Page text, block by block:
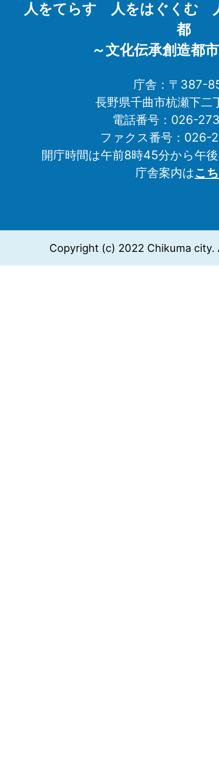
人をてらす 人をはぐくむ
都
～文化伝承創造都
庁舎：〒387-
長野県千曲市杭瀬下二
電話番号：026-
ファクス番号：026-
開庁時間は午前8時45分から午
庁舎案内はこ
Copyright (c) 2022 Chikuma city.